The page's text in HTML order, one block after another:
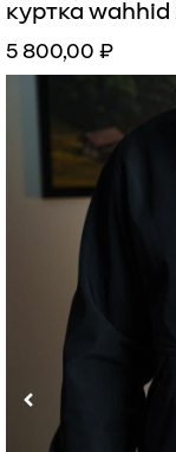
куртка wahhid
5 800,00 ₽